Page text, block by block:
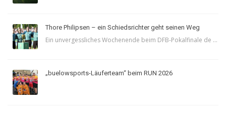
Thore Philipsen – ein Schiedsrichter geht seinen Weg
Ein unvergessliches Wochenende beim DFB-Pokalfinale de ...
„buelowsports-Läuferteam“ beim RUN 2026